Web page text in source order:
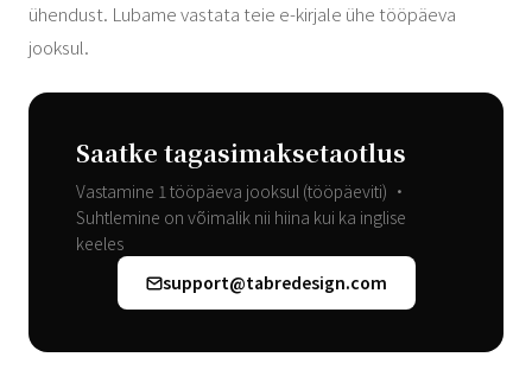
ühendust. Lubame vastata teie e-kirjale ühe tööpäeva
jooksul.
Saatke tagasimaksetaotlus
Vastamine 1 tööpäeva jooksul (tööpäeviti) •
Suhtlemine on võimalik nii hiina kui ka inglise
keeles
support@tabredesign.com